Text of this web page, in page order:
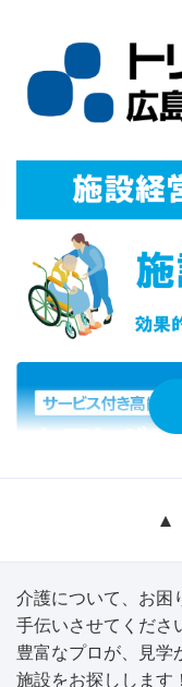
介護について、お
手伝いさせてくださ
豊富なプロが、見学
施設をお探しします